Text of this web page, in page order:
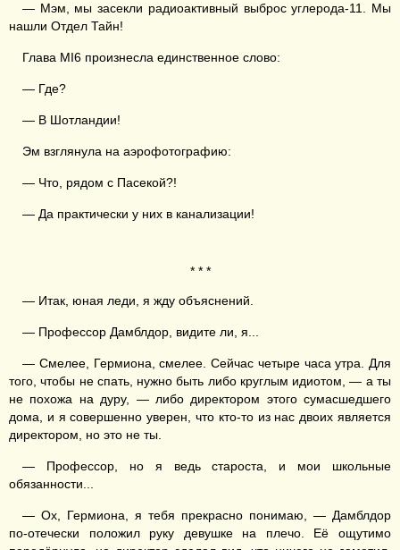
— Мэм, мы засекли радиоактивный выброс углерода-11. Мы
нашли Отдел Тайн!
Глава MI6 произнесла единственное слово:
— Где?
— В Шотландии!
Эм взглянула на аэрофотографию:
— Что, рядом с Пасекой?!
— Да практически у них в канализации!
* * *
— Итак, юная леди, я жду объяснений.
— Профессор Дамблдор, видите ли, я...
— Смелее, Гермиона, смелее. Сейчас четыре часа утра. Для
того, чтобы не спать, нужно быть либо круглым идиотом, — а ты
не похожа на дуру, — либо директором этого сумасшедшего
дома, и я совершенно уверен, что кто-то из нас двоих является
директором, но это не ты.
— Профессор, но я ведь староста, и мои школьные
обязанности...
— Ох, Гермиона, я тебя прекрасно понимаю, — Дамблдор
по-отечески положил руку девушке на плечо. Её ощутимо